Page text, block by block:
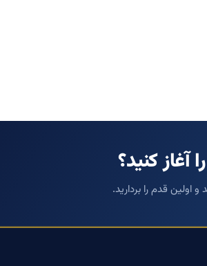
را آغاز کنید؟
اولین قدم را بردارید.